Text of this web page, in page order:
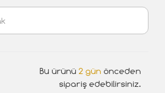
Bu ürünü 2 gün önceden
sipariş edebilirsiniz.